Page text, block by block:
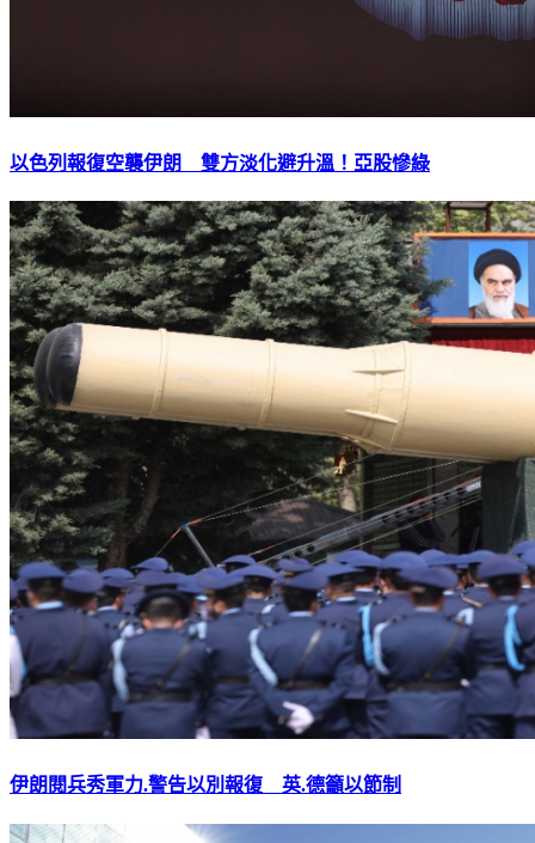
以色列報復空襲伊朗 雙方淡化避升溫！亞股慘綠
伊朗閱兵秀軍力.警告以別報復 英.德籲以節制